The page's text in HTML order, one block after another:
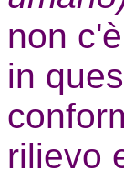
non
in
rilievo